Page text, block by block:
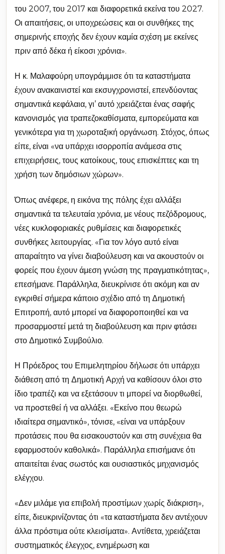
του 2007, του 2017 και διαφορετικά εκείνα του 2027.
Οι απαιτήσεις, οι υποχρεώσεις και οι συνθήκες της
σημερινής εποχής δεν έχουν καμία σχέση με εκείνες
πριν από δέκα ή είκοσι χρόνια».
Η κ. Μαλαφούρη υπογράμμισε ότι τα καταστήματα
έχουν ανακαινιστεί και εκσυγχρονιστεί, επενδύοντας
σημαντικά κεφάλαια, γι’ αυτό χρειάζεται ένας σαφής
κανονισμός για τραπεζοκαθίσματα, εμπορεύματα και
γενικότερα για τη χωροταξική οργάνωση. Στόχος, όπως
είπε, είναι «να υπάρχει ισορροπία ανάμεσα στις
επιχειρήσεις, τους κατοίκους, τους επισκέπτες και τη
χρήση των δημόσιων χώρων».
Όπως ανέφερε, η εικόνα της πόλης έχει αλλάξει
σημαντικά τα τελευταία χρόνια, με νέους πεζόδρομους,
νέες κυκλοφοριακές ρυθμίσεις και διαφορετικές
συνθήκες λειτουργίας. «Για τον λόγο αυτό είναι
απαραίτητο να γίνει διαβούλευση και να ακουστούν οι
φορείς που έχουν άμεση γνώση της πραγματικότητας»,
επεσήμανε. Παράλληλα, διευκρίνισε ότι ακόμη και αν
εγκριθεί σήμερα κάποιο σχέδιο από τη Δημοτική
Επιτροπή, αυτό μπορεί να διαφοροποιηθεί και να
προσαρμοστεί μετά τη διαβούλευση και πριν φτάσει
στο Δημοτικό Συμβούλιο.
Η Πρόεδρος του Επιμελητηρίου δήλωσε ότι υπάρχει
διάθεση από τη Δημοτική Αρχή να καθίσουν όλοι στο
ίδιο τραπέζι και να εξετάσουν τι μπορεί να διορθωθεί,
να προστεθεί ή να αλλάξει. «Εκείνο που θεωρώ
ιδιαίτερα σημαντικό», τόνισε, «είναι να υπάρξουν
προτάσεις που θα εισακουστούν και στη συνέχεια θα
εφαρμοστούν καθολικά». Παράλληλα επισήμανε ότι
απαιτείται ένας σωστός και ουσιαστικός μηχανισμός
ελέγχου.
«Δεν μιλάμε για επιβολή προστίμων χωρίς διάκριση»,
είπε, διευκρινίζοντας ότι «τα καταστήματα δεν αντέχουν
άλλα πρόστιμα ούτε κλεισίματα». Αντίθετα, χρειάζεται
συστηματικός έλεγχος, ενημέρωση και